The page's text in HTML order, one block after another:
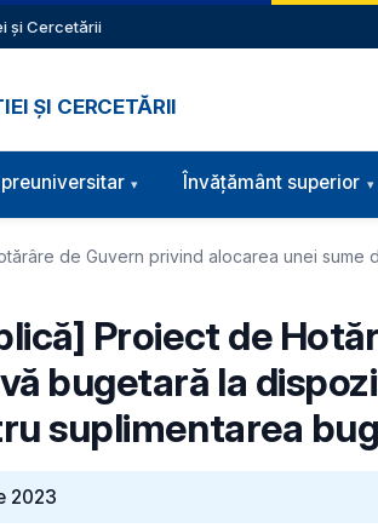
și Cercetării
ȘI CERCETĂRII
Învățământ superior
de Guvern privind alocarea unei
Proiect de
bugetară la
suplimentarea
2023